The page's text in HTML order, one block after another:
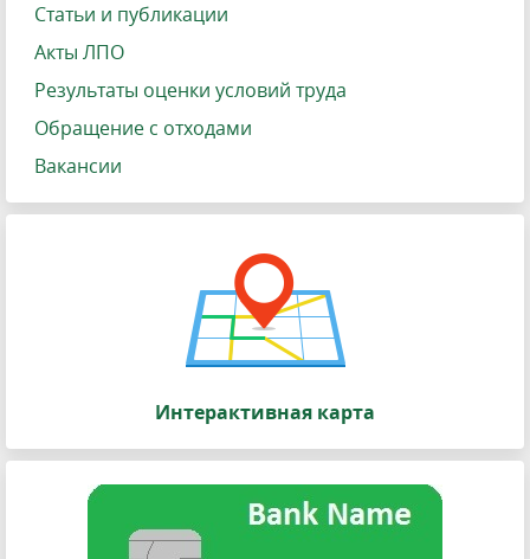
Статьи и публикации
Акты ЛПО
Результаты оценки условий труда
Обращение с отходами
Вакансии
Интерактивная карта